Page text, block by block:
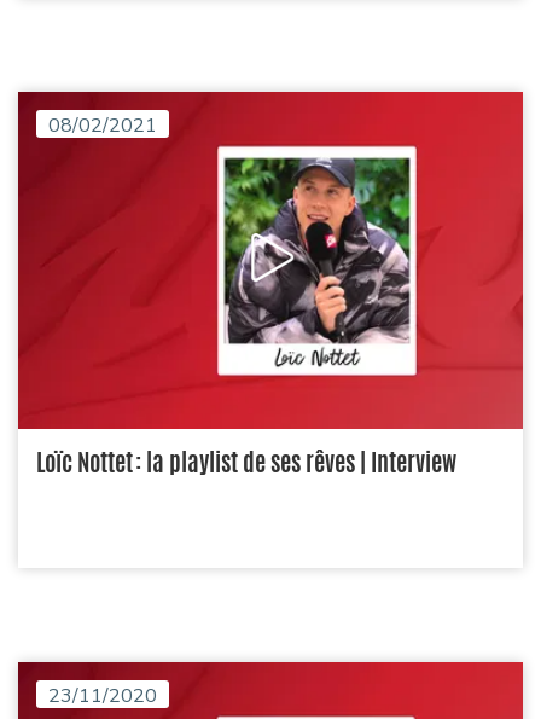
08/02/2021
Loïc Nottet : la playlist de ses rêves | Interview
23/11/2020